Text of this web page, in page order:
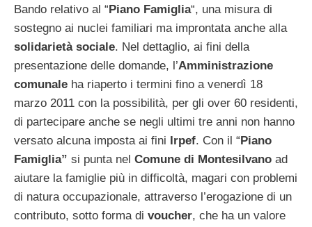
Bando relativo al “ Piano Famiglia“, una misura di
sostegno ai nuclei familiari ma improntata anche alla
solidarietà sociale. Nel dettaglio, ai fini della
presentazione delle domande, l’Amministrazione
comunale ha riaperto i termini fino a venerdì 18
marzo 2011 con la possibilità, per gli over 60 residenti,
di partecipare anche se negli ultimi tre anni non hanno
versato alcuna imposta ai fini Irpef. Con il “ Piano
Famiglia” si punta nel Comune di Montesilvano ad
aiutare la famiglie più in difficoltà, magari con problemi
di natura occupazionale, attraverso l’erogazione di un
contributo, sotto forma di voucher, che ha un valore